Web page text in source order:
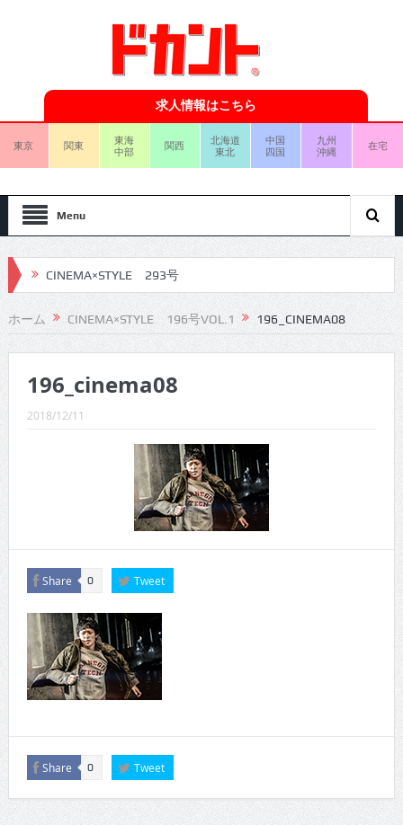
求人情報はこちら
東京 関東
東海
中部
関西
北海道
東北
中国
四国
九州
沖縄
在宅
Menu
CINEMA×STYLE 293号
CINEMA×STYLE 292号
CINEMA×STYLE 291号
CINEMA×STYLE 290号
CINEMA×STYLE 289号
CINEMA×STYLE 288号
CINEMA×STYLE 287号
CINEMA×STYLE 286号
CINEMA×STYLE 294号
ホーム CINEMA×STYLE 196号VOL.1 196_CINEMA08
196_cinema08
2018/12/11
Share 0 Tweet
Share 0 Tweet